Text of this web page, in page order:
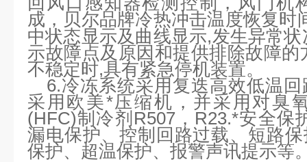
成，贝尔品牌冷热冲击温度恢复时
中状态显示及曲线显示,发生异常
示故障点及原因和提供排除故障
不稳定时,具有紧急停机装置。
6.冷冻系统采用复迭高效低温
采用欧美*压缩机，并采用对臭
(HFC)制冷剂R507，R23.*安全保
漏电保护、控制回路过载、短路
保护、超温保护、报警声讯提示等